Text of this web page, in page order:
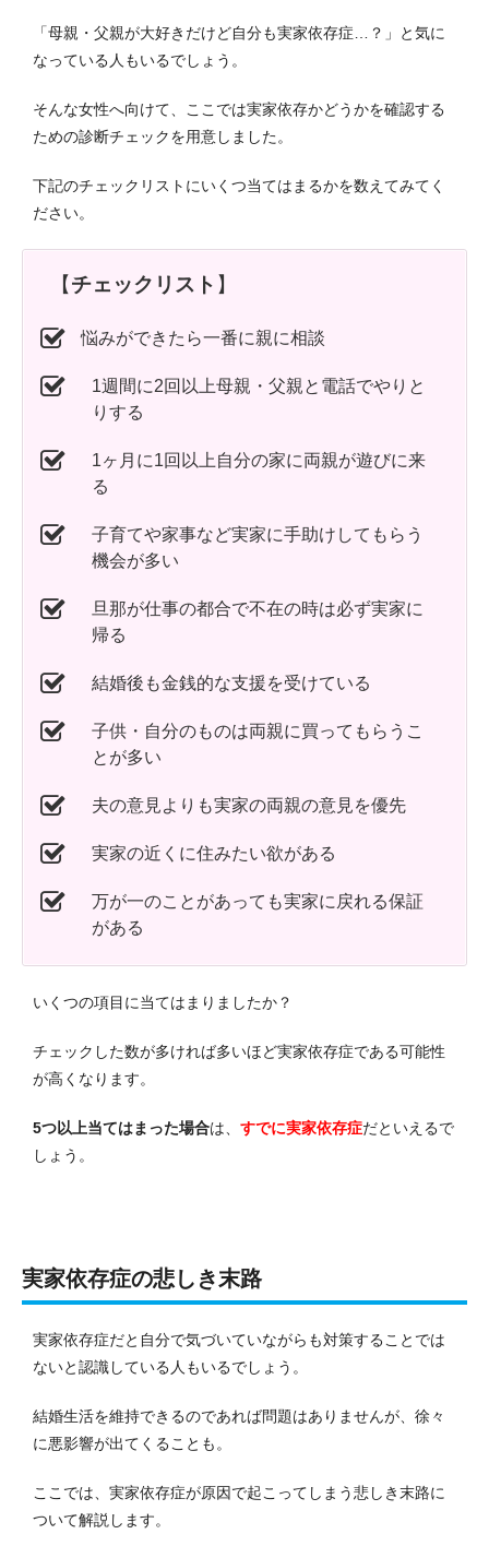
「母親・父親が大好きだけど自分も実家依存症…？」と気に
なっている人もいるでしょう。
そんな女性へ向けて、ここでは実家依存かどうかを確認する
ための診断チェックを用意しました。
下記のチェックリストにいくつ当てはまるかを数えてみてく
ださい。
【チェックリスト 】
悩みができたら一番に親に相談
1週間に2回以上母親・父親と電話でやりと
りする
1ヶ月に1回以上自分の家に両親が遊びに来
る
子育てや家事など実家に手助けしてもらう
機会が多い
旦那が仕事の都合で不在の時は必ず実家に
帰る
結婚後も金銭的な支援を受けている
子供・自分のものは両親に買ってもらうこ
とが多い
夫の意見よりも実家の両親の意見を優先
実家の近くに住みたい欲がある
万が一のことがあっても実家に戻れる保証
がある
いくつの項目に当てはまりましたか？
チェックした数が多ければ多いほど実家依存症である可能性
が高くなります。
5つ以上当てはまった場合は、 すでに実家依存症だといえるで
しょう。
実家依存症の悲しき末路
実家依存症だと自分で気づいていながらも対策することでは
ないと認識している人もいるでしょう。
結婚生活を維持できるのであれば問題はありませんが、徐々
に悪影響が出てくることも。
ここでは、実家依存症が原因で起こってしまう悲しき末路に
ついて解説します。